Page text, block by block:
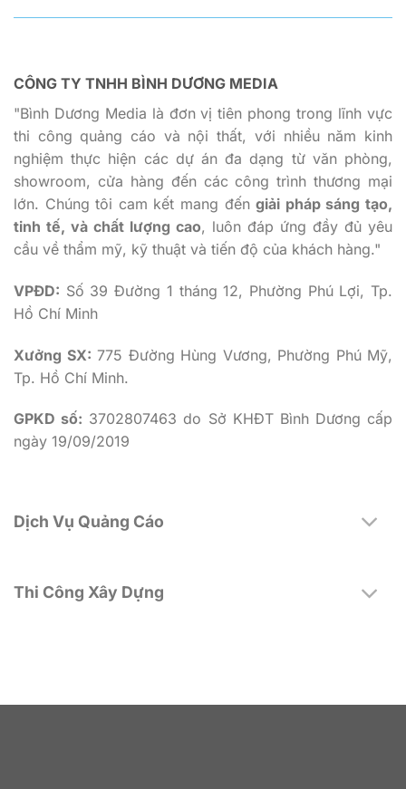
CÔNG TY TNHH BÌNH DƯƠNG MEDIA
"Bình Dương Media là đơn vị tiên phong trong lĩnh vực
thi công quảng cáo và nội thất, với nhiều năm kinh
nghiệm thực hiện các dự án đa dạng từ văn phòng,
showroom, cửa hàng đến các công trình thương mại
lớn. Chúng tôi cam kết mang đếngiải pháp sáng tạo,
tinh tế, và chất lượng cao, luôn đáp ứng đầy đủ yêu
cầu về thẩm mỹ, kỹ thuật và tiến độ của khách hàng."
VPĐD: Số 39 Đường 1 tháng 12, Phường Phú Lợi, Tp.
Hồ Chí Minh
Xưởng SX: 775 Đường Hùng Vương, Phường Phú Mỹ,
Tp. Hồ Chí Minh.
GPKD số: 3702807463 do Sở KHĐT Bình Dương cấp
ngày 19/09/2019
Dịch Vụ Quảng Cáo
Thi Công Xây Dựng